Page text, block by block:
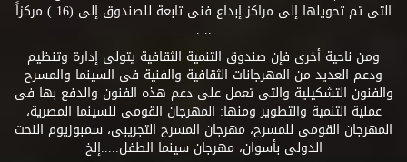
التى تم تحويلها إلى مراكز إبداع فنى تابعة للصندوق إلى (16 ) مركزاً
.. .
ومن ناحية أخرى فإن صندوق التنمية الثقافية يتولى إدارة وتنظيم
ودعم العديد من المهرجانات الثقافية والفنية فى السينما والمسرح
والفنون التشكيلية والتى تعمل على دعم هذه الفنون والدفع بها فى
عملية التنمية والتطوير ومنها: المهرجان القومى للسينما المصرية،
المهرجان القومى للمسرح، مهرجان المسرح التجريبى، سمبوزيوم النحت
الدولى بأسوان، مهرجان سينما الطفل.....إلخ